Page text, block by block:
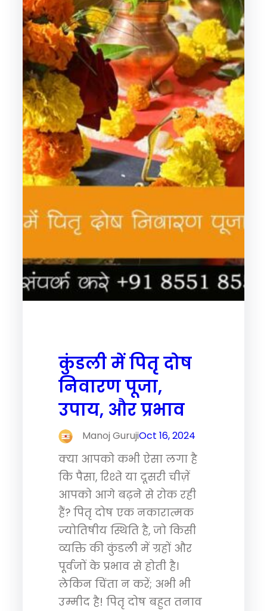
कुंडली में पितृ दोष
निवारण पूजा,
उपाय, और प्रभाव
Manoj GurujiOct 16, 2024
क्या आपको कभी ऐसा लगा है
कि पैसा, रिश्ते या दूसरी चीज़ें
आपको आगे बढ़ने से रोक रही
हैं? पितृ दोष एक नकारात्मक
ज्योतिषीय स्थिति है, जो किसी
व्यक्ति की कुंडली में ग्रहों और
पूर्वजों के प्रभाव से होती है।
लेकिन चिंता न करें; अभी भी
उम्मीद है! पितृ दोष बहुत तनाव